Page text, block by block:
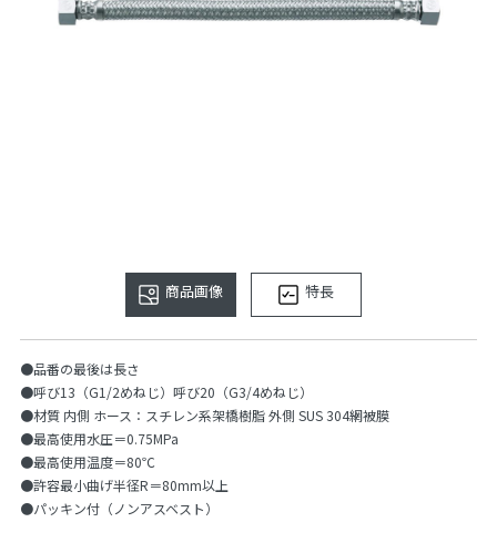
商品画像 特長
●品番の最後は長さ
●呼び13（G1/2めねじ）呼び20（G3/4めねじ）
●材質 内側 ホース：スチレン系架橋樹脂 外側 SUS 304網被膜
●最高使用水圧＝0.75MPa
●最高使用温度＝80℃
●許容最小曲げ半径R＝80mm以上
●パッキン付（ノンアスベスト）